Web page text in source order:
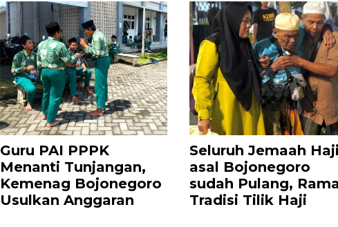
Guru PAI PPPK
Menanti Tunjangan,
Kemenag Bojonegoro
Usulkan Anggaran
Seluruh Jemaah
asal Bojonegoro
sudah Pulang,
Tradisi Tilik Haji